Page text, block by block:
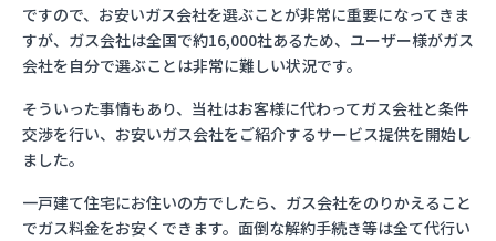
ですので、お安いガス会社を選ぶことが非常に重要になってきま
すが、ガス会社は全国で約16,000社あるため、ユーザー様がガス
会社を自分で選ぶことは非常に難しい状況です。
そういった事情もあり、当社はお客様に代わってガス会社と条件
交渉を行い、お安いガス会社をご紹介するサービス提供を開始し
ました。
一戸建て住宅にお住いの方でしたら、ガス会社をのりかえること
でガス料金をお安くできます。面倒な解約手続き等は全て代行い